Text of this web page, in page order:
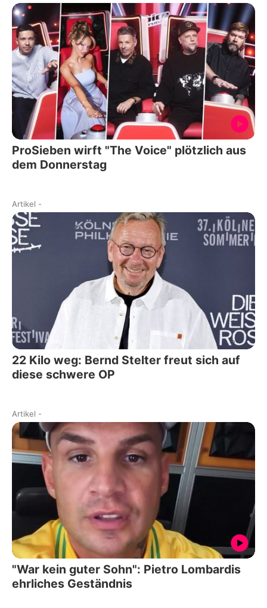
ProSieben wirft "The Voice" plötzlich aus
dem Donnerstag
Artikel -
22 Kilo weg: Bernd Stelter freut sich auf
diese schwere OP
Artikel -
"War kein guter Sohn": Pietro Lombardis
ehrliches Geständnis